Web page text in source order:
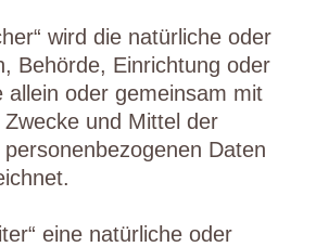
wird die natürliche oder
Behörde, Einrichtung oder
allein oder gemeinsam mit
und Mittel der
Daten
eine natürliche oder